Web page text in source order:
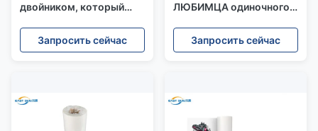
двойником, который
цифров для печатания
передачи тепла
Запросить сейчас
ЛЮБИМЦА одиночного
штейна поверхностный
DTF 30cm 33cm 60cm
Запросить сейчас